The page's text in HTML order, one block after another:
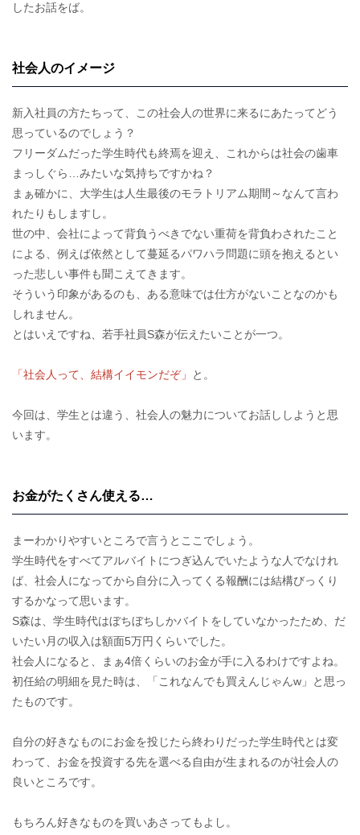
したお話をば。
社会人のイメージ
新入社員の方たちって、この社会人の世界に来るにあたってどう
思っているのでしょう？
フリーダムだった学生時代も終焉を迎え、これからは社会の歯車
まっしぐら…みたいな気持ちですかね？
まぁ確かに、大学生は人生最後のモラトリアム期間～なんて言わ
れたりもしますし。
世の中、会社によって背負うべきでない重荷を背負わされたこと
による、例えば依然として蔓延るパワハラ問題に頭を抱えるとい
った悲しい事件も聞こえてきます。
そういう印象があるのも、ある意味では仕方がないことなのかも
しれません。
とはいえですね、若手社員S森が伝えたいことが一つ。
「社会人って、結構イイモンだぞ」 と。
今回は、学生とは違う、社会人の魅力についてお話ししようと思
います。
お金がたくさん使える…
まーわかりやすいところで言うとここでしょう。
学生時代をすべてアルバイトにつぎ込んでいたような人でなけれ
ば、社会人になってから自分に入ってくる報酬には結構びっくり
するかなって思います。
S森は、学生時代はぼちぼちしかバイトをしていなかったため、だ
いたい月の収入は額面5万円くらいでした。
社会人になると、まぁ4倍くらいのお金が手に入るわけですよね。
初任給の明細を見た時は、「これなんでも買えんじゃんw」と思っ
たものです。
自分の好きなものにお金を投じたら終わりだった学生時代とは変
わって、お金を投資する先を選べる自由が生まれるのが社会人の
良いところです。
もちろん好きなものを買いあさってもよし。